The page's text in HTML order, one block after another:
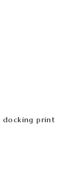
docking print